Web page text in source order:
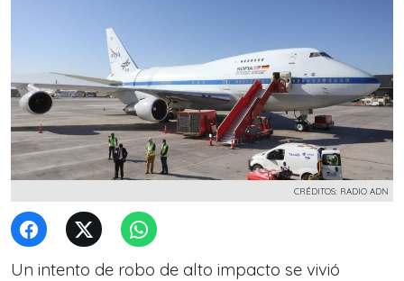
CRÉDITOS: RADIO ADN
Un intento de robo de alto impacto se vivió